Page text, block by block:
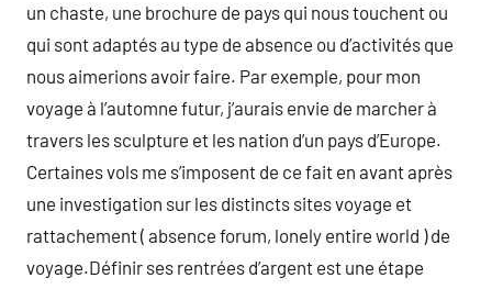
un chaste, une brochure de pays qui nous touchent ou
qui sont adaptés au type de absence ou d’activités que
nous aimerions avoir faire. Par exemple, pour mon
voyage à l’automne futur, j’aurais envie de marcher à
travers les sculpture et les nation d’un pays d’Europe.
Certaines vols me s’imposent de ce fait en avant après
une investigation sur les distincts sites voyage et
rattachement ( absence forum, lonely entire world ) de
voyage.Définir ses rentrées d’argent est une étape